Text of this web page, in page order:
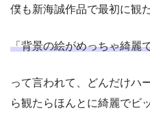
僕も新海誠作品で最初に観
「背景の絵がめっちゃ綺麗
って言われて、どんだけハ
ら観たらほんとに綺麗でビ